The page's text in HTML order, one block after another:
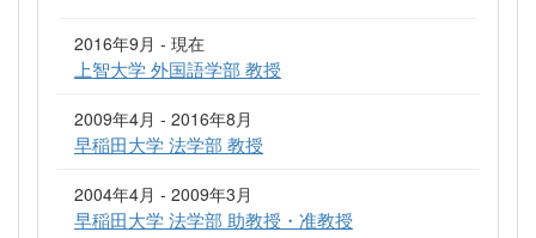
2016年9月 - 現在
上智大学 外国語学部 教授
2009年4月 - 2016年8月
早稲田大学 法学部 教授
2004年4月 - 2009年3月
早稲田大学 法学部 助教授・准教授